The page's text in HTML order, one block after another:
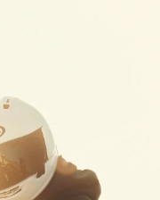
15